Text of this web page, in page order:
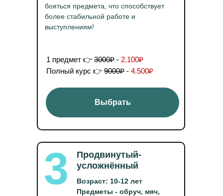
3
Продвинутый-
усложнённый
Возраст: 10-12 лет
Предметы - обруч, мяч,
бояться предмета, что способствует
более стабильной работе и
выступлениям!
Выбрать
1 предмет 👉 3000₽ - 2.100₽
Полный курс 👉 9000₽ - 4.500₽